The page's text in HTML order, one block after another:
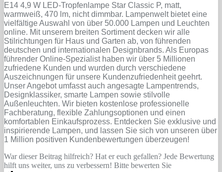
E14 4,9 W LED-Tropfenlampe Star Classic P, matt,
warmweiß, 470 lm, nicht dimmbar. Lampenwelt bietet eine
vielfältige Auswahl von über 50.000 Lampen und Leuchten
online. Mit unserem breiten Sortiment decken wir alle
Stilrichtungen für Haus und Garten ab, von führenden
deutschen und internationalen Designbrands. Als Europas
führender Online-Spezialist haben wir über 5 Millionen
zufriedene Kunden und wurden durch verschiedene
Auszeichnungen für unsere Kundenzufriedenheit geehrt.
Unser Angebot umfasst auch angesagte Lampentrends,
Designklassiker, smarte Lampen sowie stilvolle
Außenleuchten. Wir bieten kostenlose professionelle
Fachberatung, flexible Zahlungsoptionen und einen
komfortablen Einkaufsprozess. Entdecken Sie exklusive und
inspirierende Lampen, und lassen Sie sich von unseren über
1 Million positiven Kundenbewertungen überzeugen!
War dieser Beitrag hilfreich? Hat er euch gefallen? Jede Bewertung
hilft uns weiter, uns zu verbessern! Bitte bewerten Sie